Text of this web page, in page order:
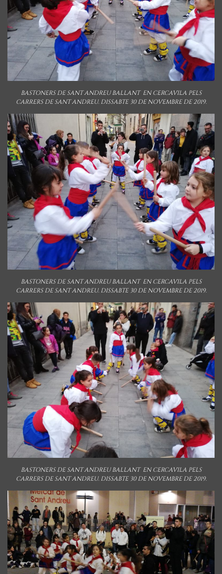
BASTONERS DE SANT ANDREU BALLANT EN CERCAVILA PELS
CARRERS DE SANT ANDREU. DISSABTE 30 DE NOVEMBRE DE 2019.
BASTONERS DE SANT ANDREU BALLANT EN CERCAVILA PELS
CARRERS DE SANT ANDREU. DISSABTE 30 DE NOVEMBRE DE 2019.
BASTONERS DE SANT ANDREU BALLANT EN CERCAVILA PELS
CARRERS DE SANT ANDREU. DISSABTE 30 DE NOVEMBRE DE 2019.